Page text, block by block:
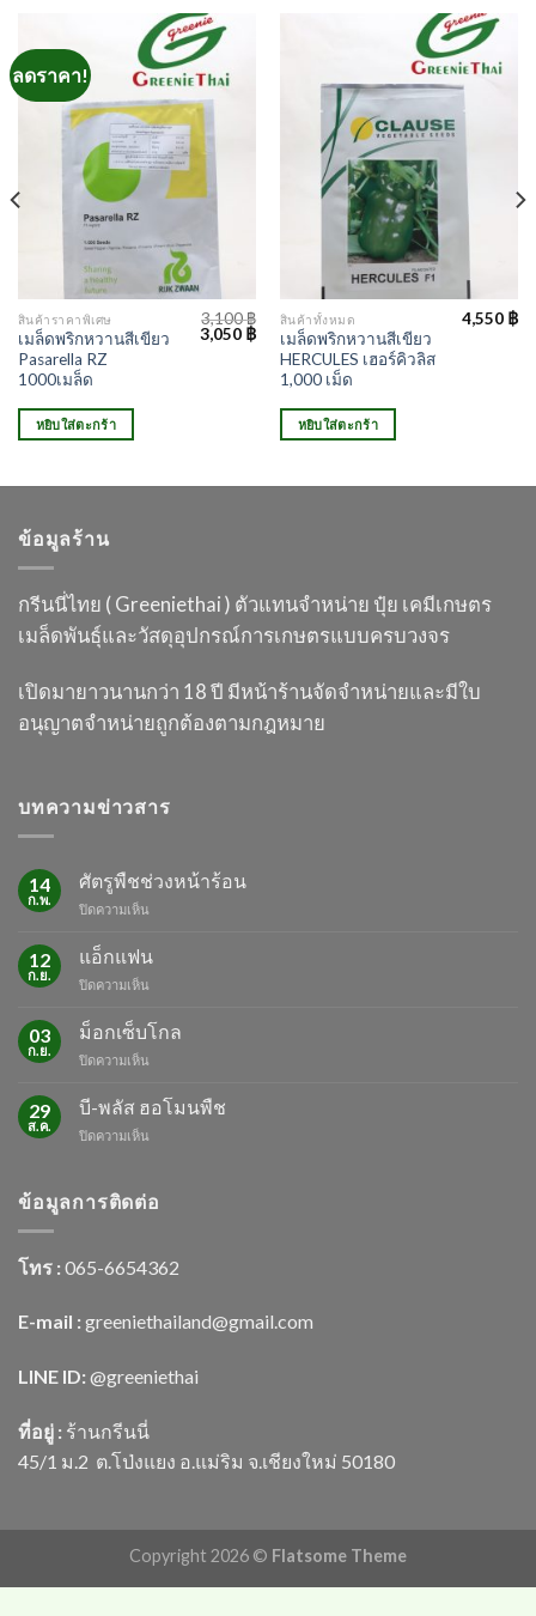
ลดราคา!
สินค้าราคาพิเศษ
เมล็ดพริกหวานสีเขียว
Pasarella RZ
1000เมล็ด
3,100฿
Original
price
3,050 ฿Current
price
3,050 ฿.
หยิบใส่ตะกร้า
สินค้าทั้งหมด
เมล็ดพริกหวานสีเขียว
HERCULES เฮอร์คิวลิส
1,000 เม็ด
4,550 ฿
หยิบใส่ตะกร้า
ข้อมูลร้าน
กรีนนี่ไทย ( Greeniethai ) ตัวแทนจำหน่าย ปุ๋ย เคมีเกษตร
เมล็ดพันธุ์และวัสดุอุปกรณ์การเกษตรแบบครบวงจร
เปิดมายาวนานกว่า 18 ปี มีหน้าร้านจัดจำหน่ายและมีใบ
อนุญาตจำหน่ายถูกต้องตามกฎหมาย
บทความข่าวสาร
14
ก.พ.
ศัตรูพืชช่วงหน้าร้อน
ปิดความเห็น
ช่วง
หน้า
12
ก.ย.
แอ็กแฟน
ปิดความเห็น
แฟน
03
ก.ย.
ม็อกเซ็บโกล
ปิดความเห็น
อก
เซ็บ
โกล
29
ส.ค.
บี-พลัส ฮอโมนพืช
ปิดความเห็น
ฮอ
ข้อมูลการติดต่อ
โทร : 065-6654362
E-mail : greeniethailand@gmail.com
LINE ID: @greeniethai
ที่อยู่ : ร้านกรีนนี่
45/1 ม.2 ต.โป่งแยง อ.แม่ริม จ.เชียงใหม่ 50180
Copyright 2026 © Flatsome Theme